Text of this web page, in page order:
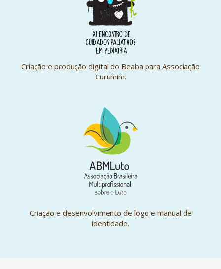
Criação e produção digital do Beaba para Associação
Curumim.
Criação e desenvolvimento de logo e manual de
identidade.